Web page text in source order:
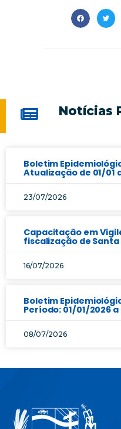
Notícias
Boletim
Atualização de 01/01
23/07/2026
Capacitação em
fiscalização de
16/07/2026
Boletim
Período: 01/01/2026
08/07/2026